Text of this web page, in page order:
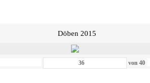
Döben 2015
von40